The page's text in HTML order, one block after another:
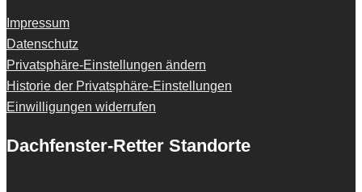
Impressum
Datenschutz
Privatsphäre-Einstellungen ändern
Historie der Privatsphäre-Einstellungen
Einwilligungen widerrufen
Dachfenster-Retter Standorte